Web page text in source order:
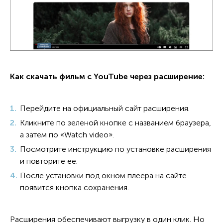
Как скачать фильм с YouTube через расширение:
Перейдите на официальный сайт расширения.
Кликните по зеленой кнопке с названием браузера,
а затем по «Watch video».
Посмотрите инструкцию по установке расширения
и повторите ее.
После установки под окном плеера на сайте
появится кнопка сохранения.
Расширения обеспечивают выгрузку в один клик. Но